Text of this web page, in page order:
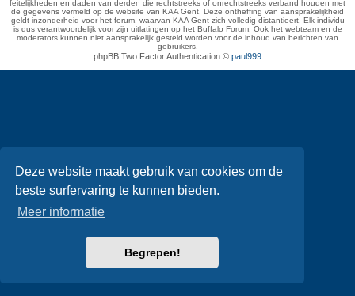
Deze website maakt gebruik van cookies om de
beste surfervaring te kunnen bieden.
Meer informatie
Begrepen!
feitelijkheden en daden van derden die rechtstreeks of onrechtstreeks verband houden met
de gegevens vermeld op de website van KAA Gent. Deze ontheffing van aansprakelijkheid
geldt inzonderheid voor het forum, waarvan KAA Gent zich volledig distantieert. Elk individu
is dus verantwoordelijk voor zijn uitlatingen op het Buffalo Forum. Ook het webteam en de
moderators kunnen niet aansprakelijk gesteld worden voor de inhoud van berichten van
gebruikers.
phpBB Two Factor Authentication © paul999